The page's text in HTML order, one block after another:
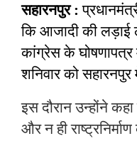
सहारनपुर :
कि आजादी की लड़ाई
कांग्रेस के घोषणापत्र
शनिवार को
इस दौरान उन्होंने
और न ही